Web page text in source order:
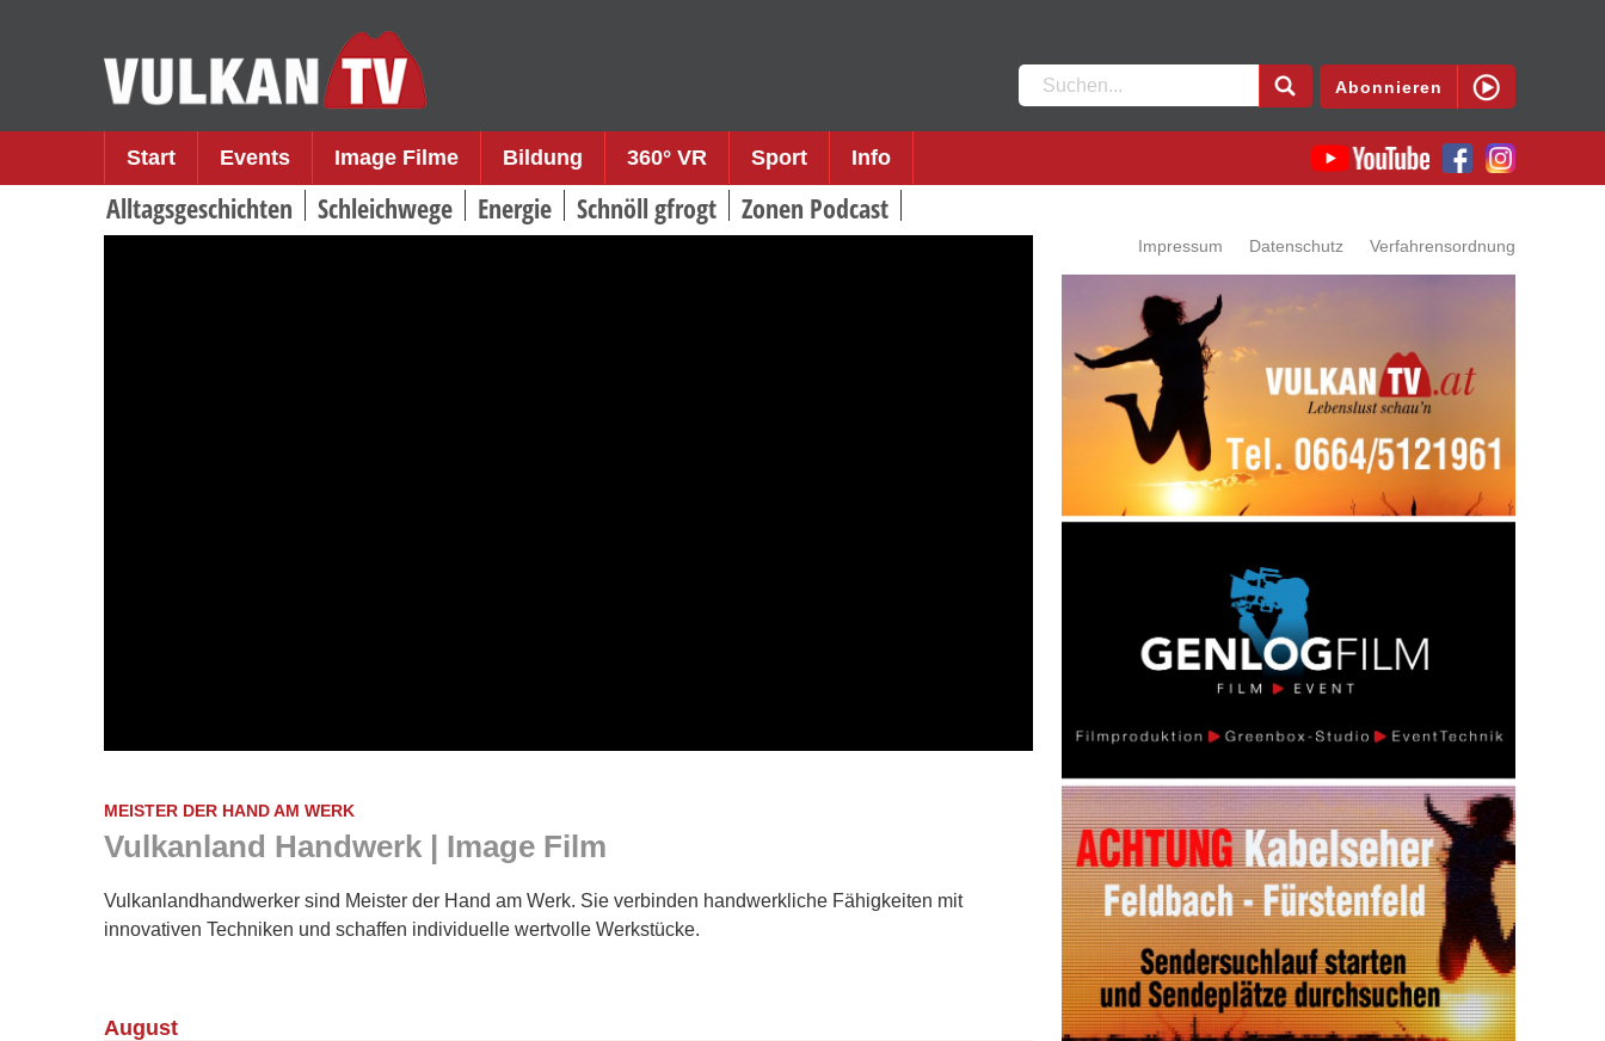
Suchen
nach:
Abonnieren
Start Events Image Filme Bildung 360° VR Sport Info
Alltagsgeschichten Schleichwege Energie Schnöll gfrogt Zonen Podcast
MEISTER DER HAND AM WERK
Vulkanland Handwerk | Image Film
Vulkanlandhandwerker sind Meister der Hand am Werk. Sie verbinden handwerkliche Fähigkeiten mit
innovativen Techniken und schaffen individuelle wertvolle Werkstücke.
August
Impressum Datenschutz Verfahrensordnung